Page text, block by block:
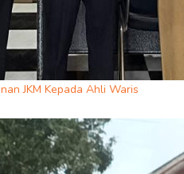
JKM Kepada Ahli Waris